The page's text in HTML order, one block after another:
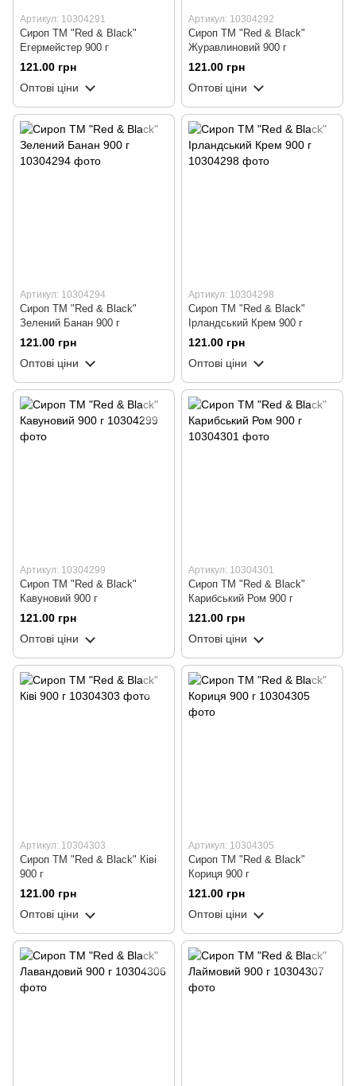
Артикул: 10304291
Сироп ТМ "Red & Black"
Егермейстер 900 г
121.00 грн
Оптові ціни
Артикул: 10304292
Сироп ТМ "Red & Black"
Журавлиновий 900 г
121.00 грн
Оптові ціни
Артикул: 10304294
Сироп ТМ "Red & Black"
Зелений Банан 900 г
121.00 грн
Оптові ціни
Артикул: 10304298
Сироп ТМ "Red & Black"
Ірландський Крем 900 г
121.00 грн
Оптові ціни
Артикул: 10304299
Сироп ТМ "Red & Black"
Кавуновий 900 г
121.00 грн
Оптові ціни
Артикул: 10304301
Сироп ТМ "Red & Black"
Карибський Ром 900 г
121.00 грн
Оптові ціни
Артикул: 10304303
Сироп ТМ "Red & Black" Ківі
900 г
121.00 грн
Оптові ціни
Артикул: 10304305
Сироп ТМ "Red & Black"
Кориця 900 г
121.00 грн
Оптові ціни